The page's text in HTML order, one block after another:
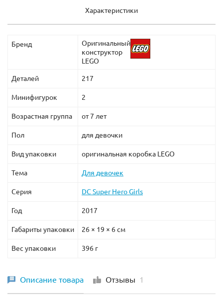
Характеристики
Бренд
Оригинальный
конструктор
LEGO
Деталей 217
Минифигурок 2
Возрастная группа от 7 лет
Пол для девочки
Вид упаковки оригинальная коробка LEGO
Тема Для девочек
Серия DC Super Hero Girls
Год 2017
Габариты упаковки 26 × 19 × 6 см
Вес упаковки 396 г
Описание товара Отзывы 1